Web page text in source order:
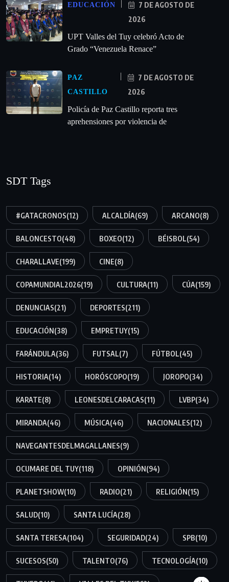
EDUCACIÓN
7 DE AGOSTO DE
2026
UPT Valles del Tuy celebró Acto de
Grado “Venezuela Renace”
PAZ
CASTILLO
7 DE AGOSTO DE
2026
‎Policía de Paz Castillo reporta tres
aprehensiones por violencia de
SDT Tags
#GATACRONOS(12) ALCALDÍA(69) ARCANO(8)
BALONCESTO(48) BOXEO(12) BÉISBOL(54)
CHARALLAVE(199) CINE(8)
COPAMUNDIAL2026(19) CULTURA(11) CÚA(159)
DENUNCIAS(21) DEPORTES(211)
EDUCACIÓN(38) EMPRETUY(15)
FARÁNDULA(36) FUTSAL(7) FÚTBOL(45)
HISTORIA(14) HORÓSCOPO(19) JOROPO(34)
KARATE(8) LEONESDELCARACAS(11) LVBP(34)
MIRANDA(46) MÚSICA(46) NACIONALES(12)
NAVEGANTESDELMAGALLANES(9)
OCUMARE DEL TUY(118) OPINIÓN(94)
PLANETSHOW(10) RADIO(21) RELIGIÓN(15)
SALUD(10) SANTA LUCÍA(28)
SANTA TERESA(104) SEGURIDAD(24) SPB(10)
SUCESOS(50) TALENTO(76) TECNOLOGÍA(10)